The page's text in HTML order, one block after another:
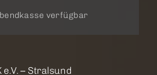
verfügbar
e.V. – Stralsund